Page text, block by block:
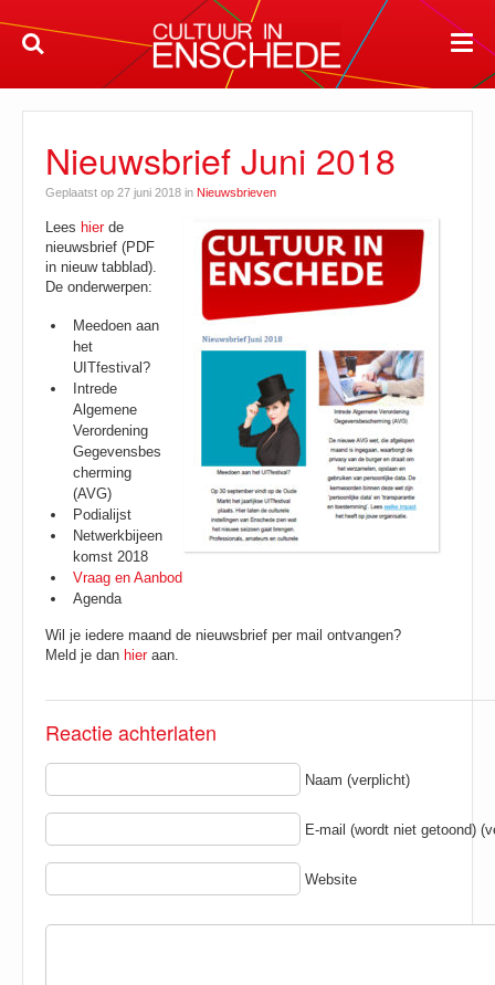
Nieuwsbrief Juni 2018
Geplaatst op 27 juni 2018 in Nieuwsbrieven
Lees hierde
nieuwsbrief (PDF
in nieuw tabblad).
De onderwerpen:
Meedoen aan
het
UITfestival?
Intrede
Algemene
Verordening
Gegevensbes
cherming
(AVG)
Podialijst
Netwerkbijeen
komst 2018
Vraag en Aanbod
Agenda
Wil je iedere maand de nieuwsbrief per mail ontvangen?
Meld je dan hieraan.
Reactie achterlaten
Naam (verplicht)
E-mail (wordt niet getoond)
Website